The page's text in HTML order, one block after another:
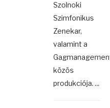
Szolnoki
Szimfonikus
Zenekar,
valamint a
közös
produkciója. ...